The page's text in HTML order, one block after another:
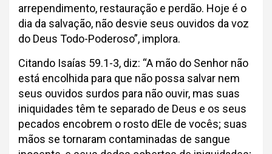
arrependimento, restauração e perdão. Hoje é o
dia da salvação, não desvie seus ouvidos da voz
do Deus Todo-Poderoso”, implora.
Citando Isaías 59.1-3, diz: “A mão do Senhor não
está encolhida para que não possa salvar nem
seus ouvidos surdos para não ouvir, mas suas
iniquidades têm te separado de Deus e os seus
pecados encobrem o rosto dEle de vocês; suas
mãos se tornaram contaminadas de sangue